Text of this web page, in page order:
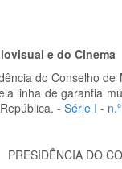
e do Cinema
do Conselho
linha de garantia
- Série I -
PRESIDÊNCIA DO